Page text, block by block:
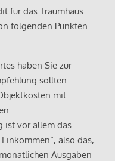
für das Traumhaus
folgenden Punkten
haben Sie zur
sollten
mit
ist vor allem das
also das,
Ausgaben